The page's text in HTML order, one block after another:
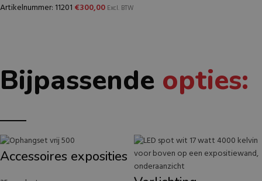
Artikelnummer: 11201 €300,00 Excl. BTW
Bijpassende opties:
Accessoires exposities